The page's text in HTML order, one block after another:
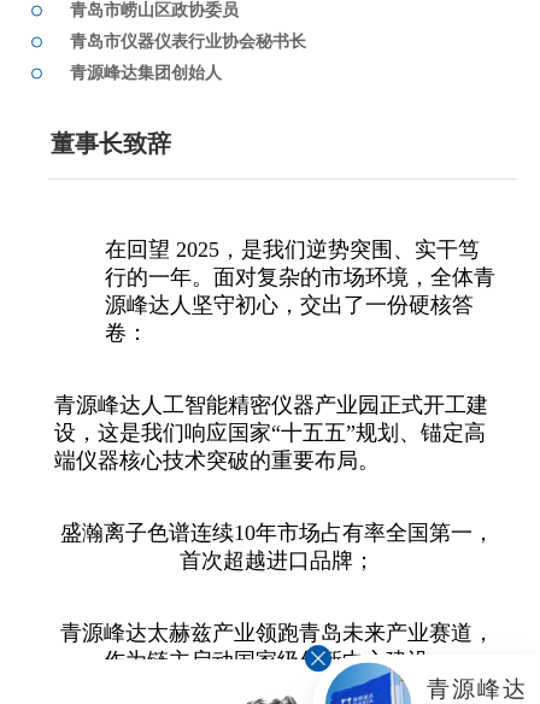
青岛市崂山区政协委员
青岛市仪器仪表行业协会秘书长
青源峰达集团创始人
董事长致辞
在回望 2025，是我们逆势突围、实干笃
行的一年。面对复杂的市场环境，全体青
源峰达人坚守初心，交出了一份硬核答
卷：
青源峰达人工智能精密仪器产业园正式开工建
设，这是我们响应国家“十五五”规划、锚定高
端仪器核心技术突破的重要布局。
盛瀚离子色谱连续10年市场占有率全国第一，
首次超越进口品牌；
青源峰达太赫兹产业领跑青岛未来产业赛道，
作为链主启动国家级创新中心建设；
青源峰达